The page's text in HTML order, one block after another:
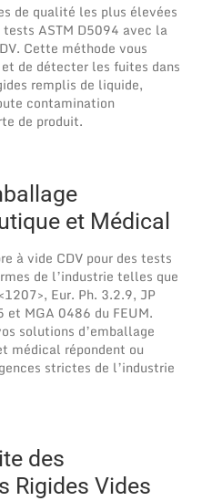
de qualité les plus élevées
ASTM D5094 avec la
Cette méthode vous
de détecter les fuites dans
remplis de liquide,
contamination
de produit.
et Médical
à vide CDV pour des tests
de l’industrie telles que
Eur. Ph. 3.2.9, JP
MGA 0486 du FEUM.
solutions d’emballage
médical répondent ou
strictes de l’industrie
des
Rigides Vides